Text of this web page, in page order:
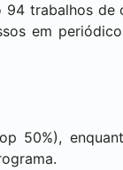
trabalhos de
em
50%),